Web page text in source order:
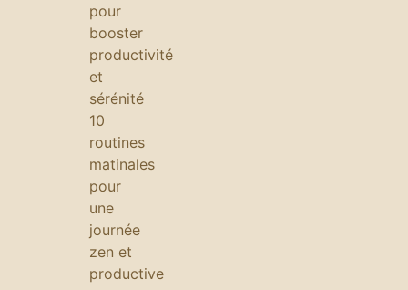
pour
booster
productivité
et
sérénité
10
routines
matinales
pour
une
journée
zen et
productive